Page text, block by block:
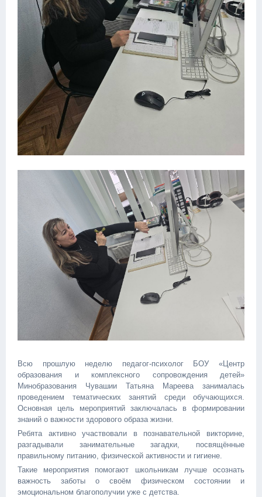
Всю прошлую неделю педагог-психолог БОУ «Центр
образования и комплексного сопровождения детей»
Минобразования Чувашии Татьяна Мареева занималась
проведением тематических занятий среди обучающихся.
Основная цель мероприятий заключалась в формировании
знаний о важности здорового образа жизни.
Ребята активно участвовали в познавательной викторине,
разгадывали занимательные загадки, посвящённые
правильному питанию, физической активности и гигиене.
Такие мероприятия помогают школьникам лучше осознать
важность заботы о своём физическом состоянии и
эмоциональном благополучии уже с детства.